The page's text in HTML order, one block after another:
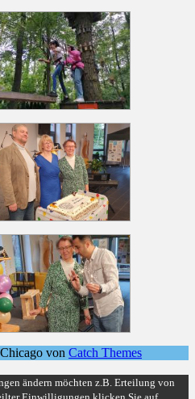
Chicago von Catch Themes
ändern möchten z.B. Erteilung von